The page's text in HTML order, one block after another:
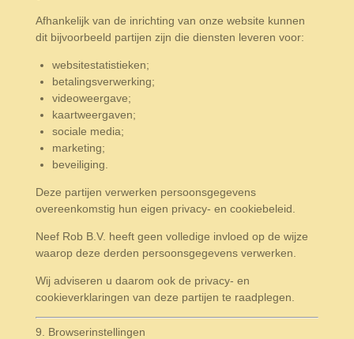
Afhankelijk van de inrichting van onze website kunnen
dit bijvoorbeeld partijen zijn die diensten leveren voor:
websitestatistieken;
betalingsverwerking;
videoweergave;
kaartweergaven;
sociale media;
marketing;
beveiliging.
Deze partijen verwerken persoonsgegevens
overeenkomstig hun eigen privacy- en cookiebeleid.
Neef Rob B.V. heeft geen volledige invloed op de wijze
waarop deze derden persoonsgegevens verwerken.
Wij adviseren u daarom ook de privacy- en
cookieverklaringen van deze partijen te raadplegen.
9. Browserinstellingen